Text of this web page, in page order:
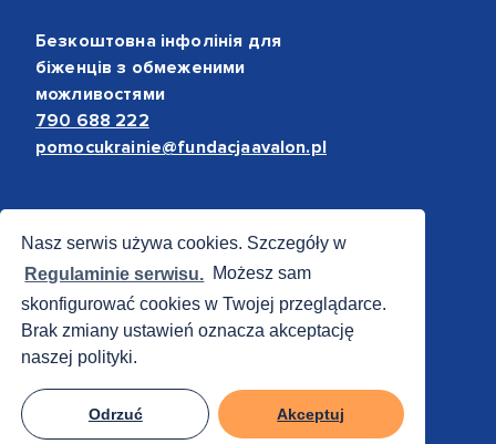
Nasz serwis używa cookies. Szczegóły w
Regulaminie serwisu. Możesz sam
skonfigurować cookies w Twojej przeglądarce.
Brak zmiany ustawień oznacza akceptację
naszej polityki.
Odrzuć Akceptuj
Безкоштовна інфолінія для
біженців з обмеженими
можливостями
790 688 222
pomocukrainie@fundacjaavalon.pl
Bezpieczne płatności
© 2012 - 2026 Fundacja Avalon